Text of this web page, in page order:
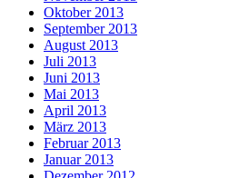
Oktober 2013
September 2013
August 2013
Juli 2013
Juni 2013
Mai 2013
April 2013
März 2013
Februar 2013
Januar 2013